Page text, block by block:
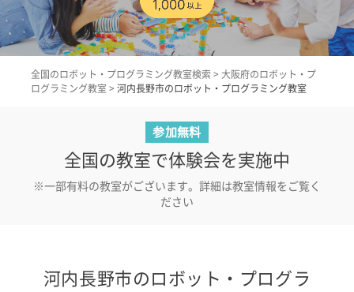
全国のロボット・プログラミング教室検索 > 大阪府のロボット・プ
ログラミング教室 > 河内長野市のロボット・プログラミング教室
参加無料
全国の教室で体験会を実施中
※一部有料の教室がございます。詳細は教室情報をご覧く
ださい
河内長野市のロボット・プログラ